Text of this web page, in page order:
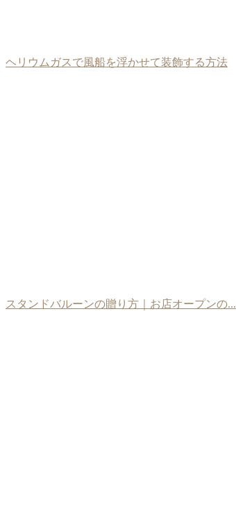
ヘリウムガスで風船を浮かせて装飾する方法
スタンドバルーンの贈り方｜お店オープンの...